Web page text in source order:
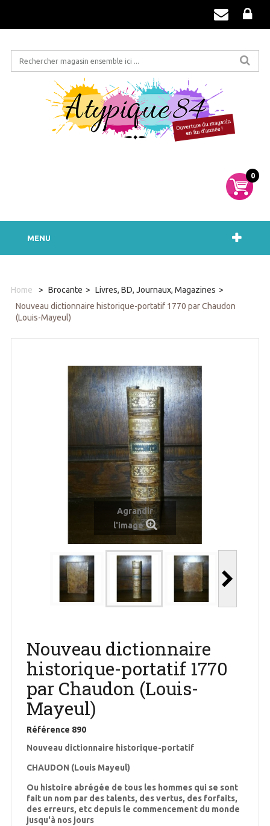
0
MENU
Home > Brocante > Livres, BD, Journaux, Magazines >
Nouveau dictionnaire historique-portatif 1770 par Chaudon
(Louis-Mayeul)
Agrandir
l'image
Nouveau dictionnaire
historique-portatif 1770
par Chaudon (Louis-
Mayeul)
Référence 890
Nouveau dictionnaire historique-portatif
CHAUDON (Louis Mayeul)
‎Ou histoire abrégée de tous les hommes qui se sont
fait un nom par des talents, des vertus, des forfaits,
des erreurs, etc depuis le commencement du monde
jusqu'à nos jours